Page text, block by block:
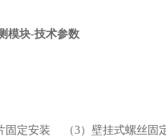
模块-技术参数
固定安装 （3）壁挂式螺丝固